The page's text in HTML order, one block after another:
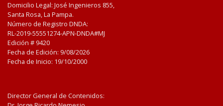
Domicilio Legal: José Ingenieros 855,
Santa Rosa, La Pampa.
Número de Registro DNDA:
RL-2019-55551274-APN-DNDA#MJ
Edición # 9420
Fecha de Edición: 9/08/2026
Fecha de Inicio: 19/10/2000
Director General de Contenidos: